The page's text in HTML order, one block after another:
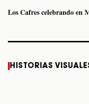
Los Cafres celebrando en
HISTORIAS
Caifanes regresa
a Monterrey el